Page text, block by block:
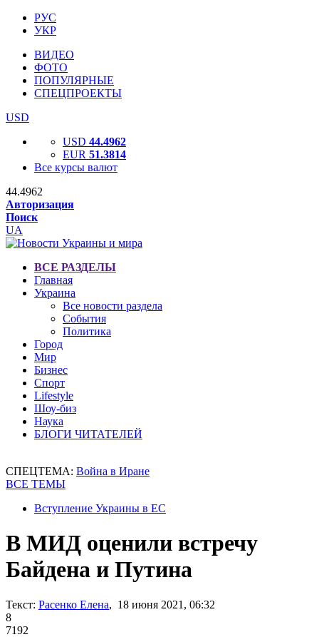
РУС
УКР
ВИДЕО
ФОТО
ПОПУЛЯРНЫЕ
СПЕЦПРОЕКТЫ
USD
USD 44.4962
EUR 51.3814
Все курсы валют
44.4962
Авторизация
Поиск
UA
ВСЕ РАЗДЕЛЫ
Главная
Украина
Все новости раздела
События
Политика
Город
Мир
Бизнес
Спорт
Lifestyle
Шоу-биз
Наука
БЛОГИ ЧИТАТЕЛЕЙ
СПЕЦТЕМА: Война в Иране
ВСЕ ТЕМЫ
Вступление Украины в ЕС
В МИД оценили встречу
Байдена и Путина
Текст: Расенко Елена, 18 июня 2021, 06:32
8
7192